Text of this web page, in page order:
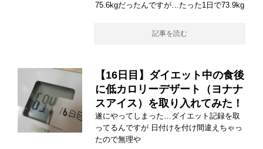
75.6kgだったんですが…たった1日で73.9kg
記事を読む
【16日目】ダイエット中の食後
に低カロリーデザート（ヨナナ
スアイス）を取り入れてみた！
遂にやってしまった…ダイエット記録を取
ってるんですが 日付けを付け間違えちゃっ
たので無理や